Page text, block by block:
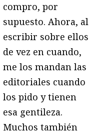
compro, por
supuesto. Ahora, al
escribir sobre ellos
de vez en cuando,
me los mandan las
editoriales cuando
los pido y tienen
esa gentileza.
Muchos también